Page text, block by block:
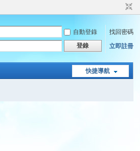
自動登錄
找回密碼
登錄 立即註冊
快捷導航